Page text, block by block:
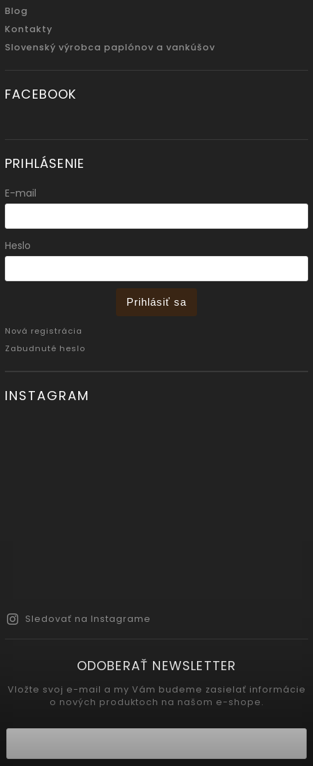
Blog
Kontakty
Slovenský výrobca paplónov a vankúšov
FACEBOOK
PRIHLÁSENIE
E-mail
Heslo
Prihlásiť sa
Nová registrácia
Zabudnuté heslo
INSTAGRAM
Sledovať na Instagrame
ODOBERAŤ NEWSLETTER
Vložte svoj e-mail a my Vám budeme zasielať informácie
o nových produktoch na našom e-shope.